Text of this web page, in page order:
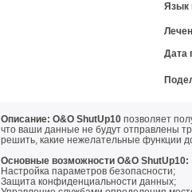
Язык
Дата
Описание: O&O ShutUp10 позволяет
что ваши данные не будут отправлены
решить, какие нежелательные функции
Основные возможности O&O ShutUp10:
Настройка параметров безопасности;
Защита конфиденциальности данных;